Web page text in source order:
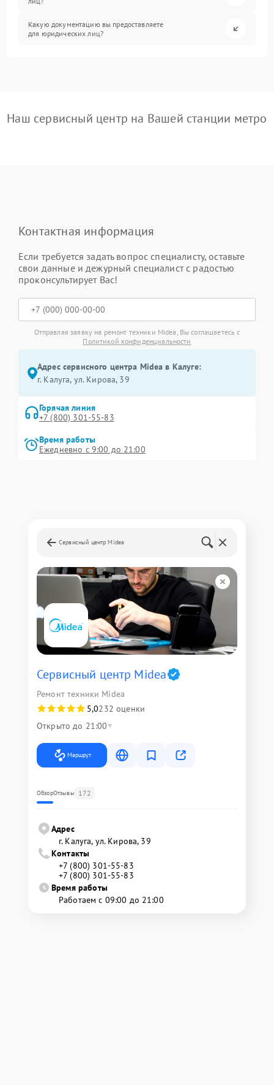
Какую документацию вы предоставляете
для юридических лиц?
Наш сервисный центр на Вашей станции метро
Контактная информация
Если требуется задать вопрос специалисту, оставьте
свои данные и дежурный специалист с радостью
проконсультирует Вас!
Отправляя заявку на ремонт техники Midea, Вы соглашаетесь с
Политикой конфиденциальности
Адрес сервисного центра Midea в Калуге:
г. Калуга, ул. Кирова, 39
Горячая линия
+7 (800) 301-55-83
Время работы
Ежедневно с 9:00 до 21:00
Сервисный центр Midea
Сервисный центр Midea
Ремонт техники Midea
5,0232 оценки
Открыто до 21:00
Маршрут
ОбзорОтзывы 172
Адрес
г. Калуга, ул. Кирова, 39
Контакты
+7 (800) 301-55-83
+7 (800) 301-55-83
Время работы
Работаем с 09:00 до 21:00